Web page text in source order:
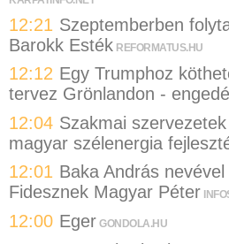
12:21 Szeptemberben
Barokk Esték REFORMATUS.HU
12:12 Egy Trumphoz
tervez Grönlandon -
12:04 Szakmai
magyar szélenergia
12:01 Baka András
Fidesznek Magyar Péter
12:00 Eger GONDOLA.HU